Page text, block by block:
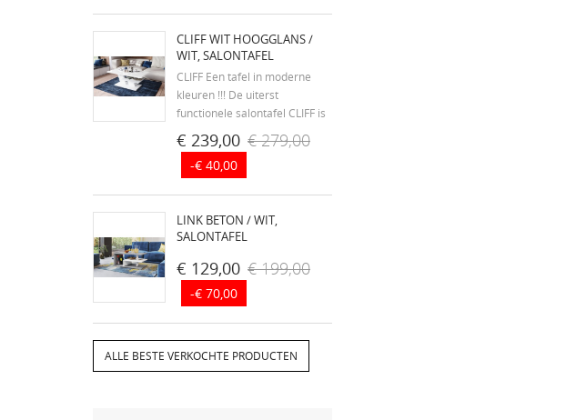
CLIFF WIT HOOGGLANS /
WIT, SALONTAFEL
CLIFF Een tafel in moderne
kleuren !!! De uiterst
functionele salontafel CLIFF is
ontstaan uit passie voor
meubeldesign. - modern
design - tafel gemaakt van de
grootste producent van...
€ 239,00 € 279,00
-€ 40,00
LINK BETON / WIT,
SALONTAFEL
€ 129,00 € 199,00
-€ 70,00
ALLE BESTE VERKOCHTE PRODUCTEN